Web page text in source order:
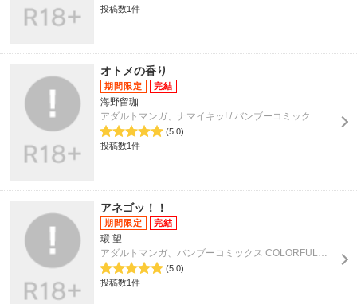
投稿数1件
オトメの香り
海野留珈
(5.0)
投稿数1件
アネゴッ！！
環 望
アダルトマンガ、バンブーコミックス COLORFULセレクト
(5.0)
投稿数1件